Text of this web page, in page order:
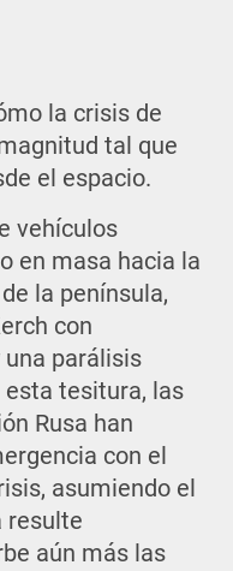
la crisis de
tal que
el espacio.
vehículos
en masa hacia la
la península,
con
parálisis
tesitura, las
Rusa han
con el
asumiendo el
resulte
aún más las